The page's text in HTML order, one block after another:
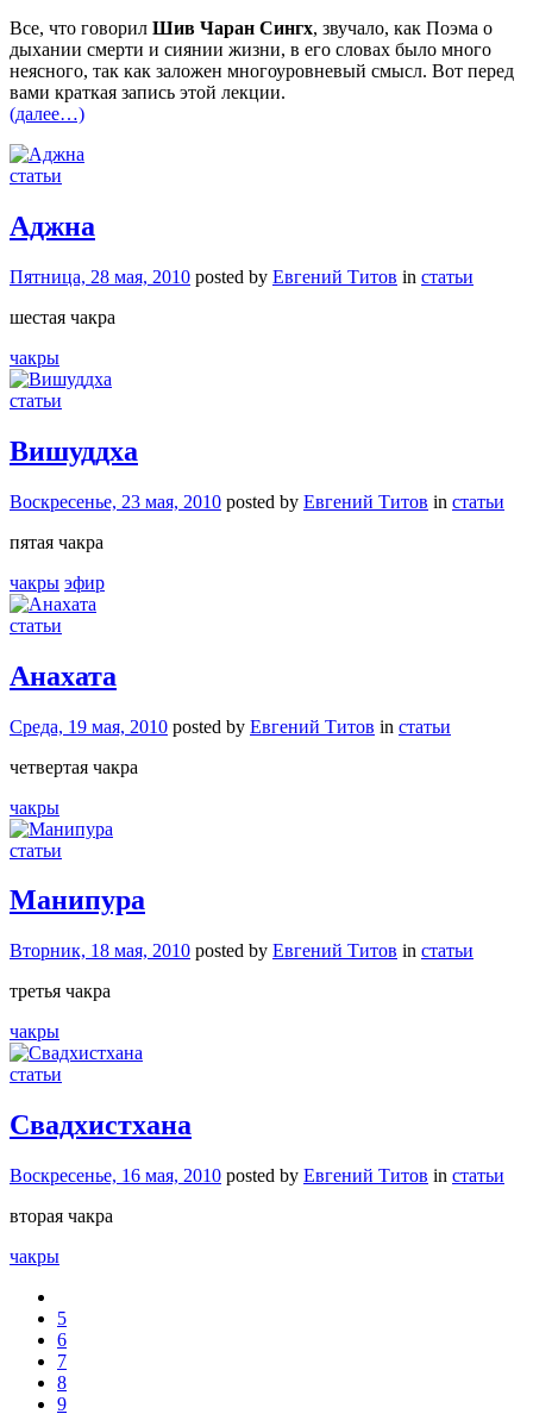
Все, что говорил Шив Чаран Сингх, звучало, как Поэма о
дыхании смерти и сиянии жизни, в его словах было много
неясного, так как заложен многоуровневый смысл. Вот перед
вами краткая запись этой лекции.
(далее…)
статьи
Аджна
Пятница, 28 мая, 2010 posted by Евгений Титов in статьи
шестая чакра
чакры
статьи
Вишуддха
Воскресенье, 23 мая, 2010 posted by Евгений Титов in статьи
пятая чакра
чакры эфир
статьи
Анахата
Среда, 19 мая, 2010 posted by Евгений Титов in статьи
четвертая чакра
чакры
статьи
Манипура
Вторник, 18 мая, 2010 posted by Евгений Титов in статьи
третья чакра
чакры
статьи
Свадхистхана
Воскресенье, 16 мая, 2010 posted by Евгений Титов in статьи
вторая чакра
чакры
5
6
7
8
9